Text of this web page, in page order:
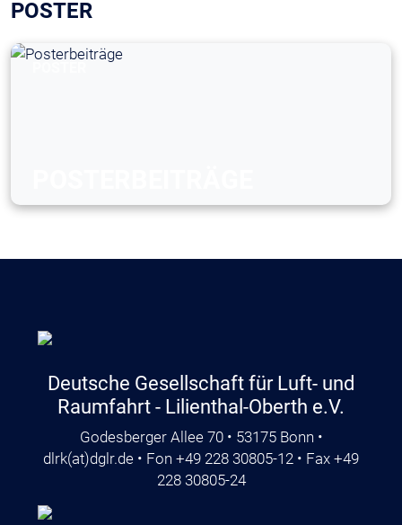
POSTER
Deutsche Gesellschaft für Luft- und
Raumfahrt - Lilienthal-Oberth e.V.
Godesberger Allee 70 • 53175 Bonn •
dlrk(at)dglr.de • Fon +49 228 30805-12 • Fax +49
228 30805-24